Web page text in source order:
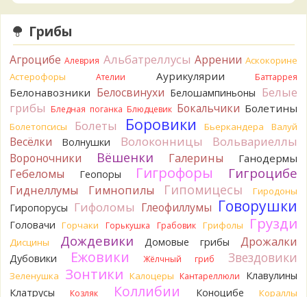
лизнул, и пожевал, но горечи не почувствовал. Супруга
лизнула - ей горький, как таблетка. Детям тоже не горький.
То что это именно горчак сомнений нет. Но вот такие
индивидуальные вкусовые особенности.)Гриб, конечно,
выкинули.
13 часов назад
Verona Говорушка булавоногая могла бы вырасти...
14 часов назад
Misha35 Спасибо!!!
15 часов назад
Вот как раз зонтика пестрого там
точно нет! P.S. Вячеслав, мы ждём ваших подтверждений
насчёт того, что на разных фото не один и тот же гриб. Они
и по виду разные, а не просто разные экземпляры. Но
хорошо было бы упорядочить это с вашим участием.
Разные грибы нужно разнести по разным вопросам!
15 часов назад
BorisM Однозначно польский!
15 часов назад
Грибы
Агроцибе Алеврия Альбатреллусы Аррении Аскокорине
Астерофоры
Ателии Аурикулярии Баттаррея
Белонавозники Белосвинухи Белошампиньоны Белые
грибы Бледная поганка Блюдцевик Бокальчики Болетины
Болетопсисы Болеты Боровики Бьеркандера Валуй
Весёлки Волнушки Волоконницы Вольвариеллы
Вороночники Вёшенки Галерины Ганодермы
Гебеломы Геопоры Гигрофоры Гигроцибе
Гиднеллумы Гимнопилы Гипомицесы Гиродоны
Гиропорусы Гифоломы Глеофиллумы Говорушки
Головачи Горчаки Горькушка Грабовик Грифолы Грузди
Дисцины Дождевики Домовые грибы Дрожалки
Дубовики Ежовики Жёлчный гриб Звездовики
Зеленушка Зонтики Калоцеры Кантареллюли
Клавулины
Клатрусы
Козляк Коллибии Коноцибе Кораллы